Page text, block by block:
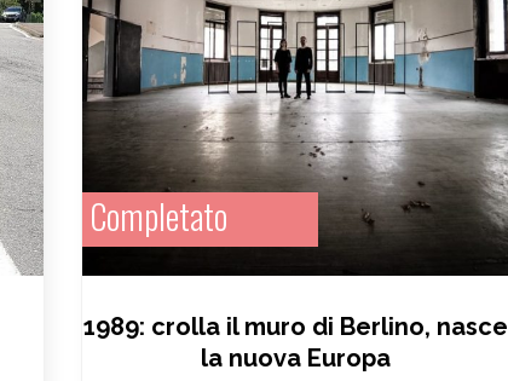
Completato
1989: crolla il muro di Berlino, nasce
la nuova Europa